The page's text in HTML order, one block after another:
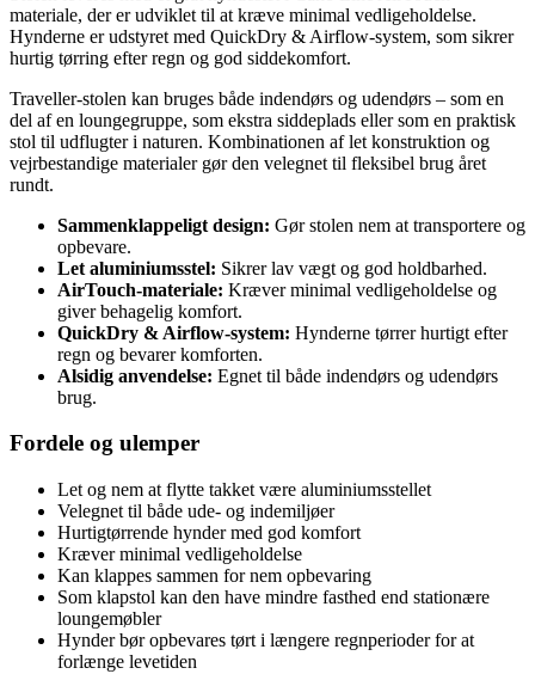
materiale, der er udviklet til at kræve minimal vedligeholdelse.
Hynderne er udstyret med QuickDry & Airflow-system, som sikrer
hurtig tørring efter regn og god siddekomfort.
Traveller-stolen kan bruges både indendørs og udendørs – som en
del af en loungegruppe, som ekstra siddeplads eller som en praktisk
stol til udflugter i naturen. Kombinationen af let konstruktion og
vejrbestandige materialer gør den velegnet til fleksibel brug året
rundt.
Sammenklappeligt design: Gør stolen nem at transportere og
opbevare.
Let aluminiumsstel: Sikrer lav vægt og god holdbarhed.
AirTouch-materiale: Kræver minimal vedligeholdelse og
giver behagelig komfort.
QuickDry & Airflow-system: Hynderne tørrer hurtigt efter
regn og bevarer komforten.
Alsidig anvendelse: Egnet til både indendørs og udendørs
brug.
Fordele og ulemper
Let og nem at flytte takket være aluminiumsstellet
Velegnet til både ude- og indemiljøer
Hurtigtørrende hynder med god komfort
Kræver minimal vedligeholdelse
Kan klappes sammen for nem opbevaring
Som klapstol kan den have mindre fasthed end stationære
loungemøbler
Hynder bør opbevares tørt i længere regnperioder for at
forlænge levetiden